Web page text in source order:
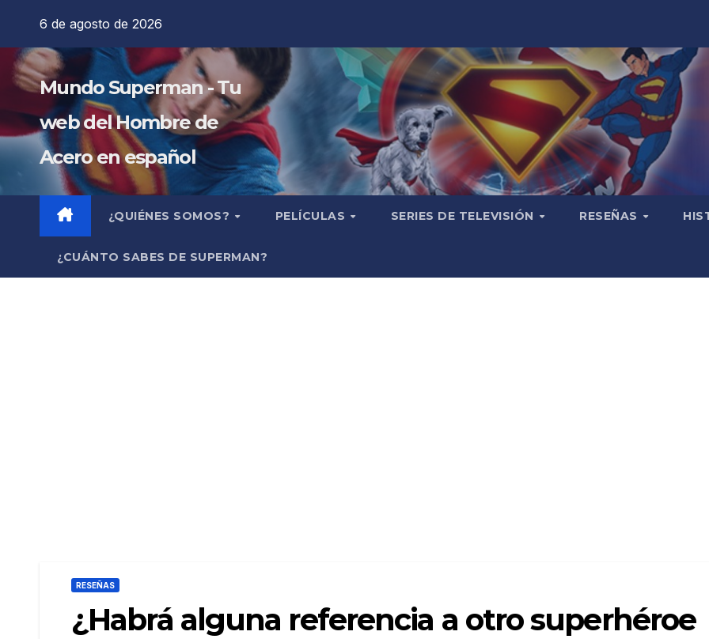
contenido
6 de agosto de 2026
Mundo Superman - Tu
web del Hombre de
Acero en español
¿QUIÉNES SOMOS? PELÍCULAS SERIES DE TELEVISIÓN RESEÑAS
¿CUÁNTO SABES DE SUPERMAN?
RESEÑAS
¿Habrá alguna referencia a otro superhéroe